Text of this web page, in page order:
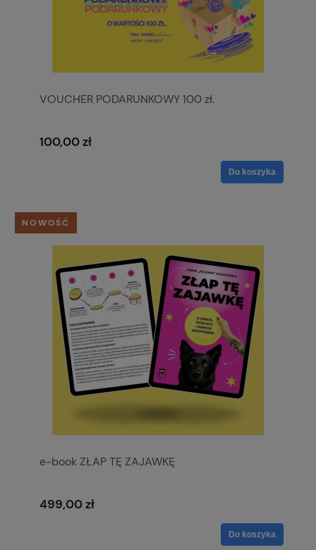
VOUCHER PODARUNKOWY 100 zł.
100,00 zł
Do koszyka
e-book ZŁAP TĘ ZAJAWKĘ
499,00 zł
Do koszyka
NOWOŚĆ